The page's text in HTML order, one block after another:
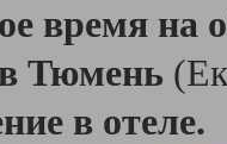
время на
Тюмень
в отеле.